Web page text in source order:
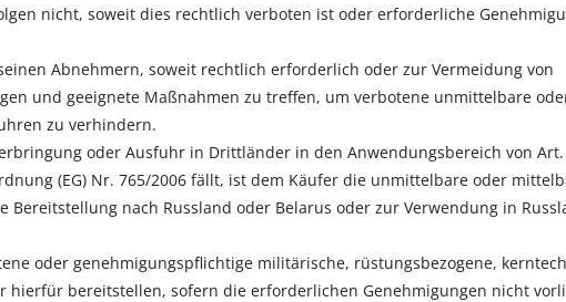
nicht, soweit dies rechtlich verboten ist oder erforderliche
Abnehmern, soweit rechtlich erforderlich oder zur Vermeidung von
und geeignete Maßnahmen zu treffen, um verbotene unmittelbare
zu verhindern.
oder Ausfuhr in Drittländer in den Anwendungsbereich von
(EG) Nr. 765/2006 fällt, ist dem Käufer die unmittelbare oder
nach Russland oder Belarus oder zur Verwendung in
oder genehmigungspflichtige militärische, rüstungsbezogene,
hierfür bereitstellen, sofern die erforderlichen Genehmigungen nicht